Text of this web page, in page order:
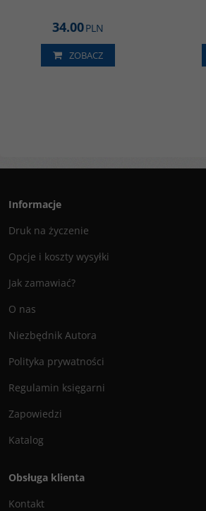
34.00PLN
ZOBACZ
Informacje
Druk na życzenie
Opcje i koszty wysyłki
Jak zamawiać?
O nas
Niezbędnik Autora
Polityka prywatności
Regulamin księgarni
Zapowiedzi
Katalog
Obsługa klienta
Kontakt